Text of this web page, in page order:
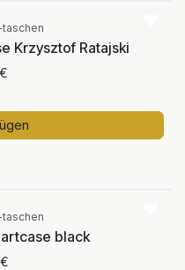
Krzysztof Ratajski
€
black
€